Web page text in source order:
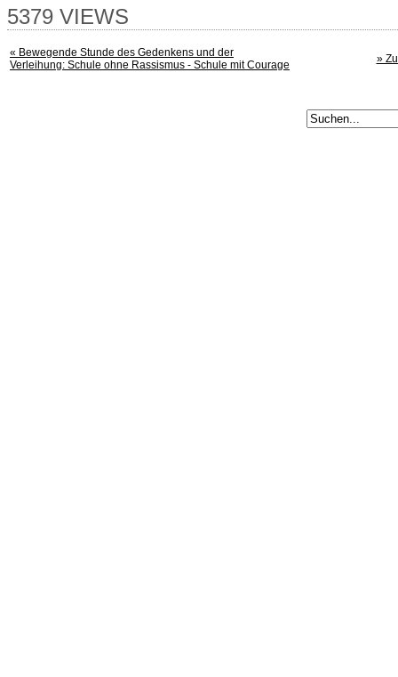
5379 VIEWS
« Bewegende Stunde des Gedenkens und der
Verleihung: Schule ohne Rassismus - Schule mit Courage
»